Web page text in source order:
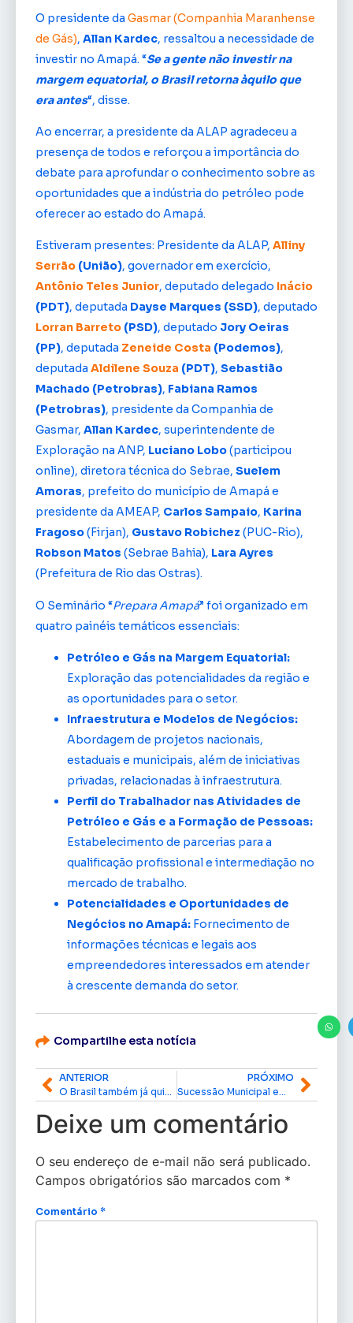
O presidente da Gasmar (Companhia Maranhense
de Gás), Allan Kardec, ressaltou a necessidade de
investir no Amapá. “Se a gente não investir na
margem equatorial, o Brasil retorna àquilo que
era antes“, disse.
Ao encerrar, a presidente da ALAP agradeceu a
presença de todos e reforçou a importância do
debate para aprofundar o conhecimento sobre as
oportunidades que a indústria do petróleo pode
oferecer ao estado do Amapá.
Estiveram presentes: Presidente da ALAP, Alliny
Serrão (União), governador em exercício,
Antônio Teles Junior, deputado delegado Inácio
(PDT), deputada Dayse Marques (SSD), deputado
Lorran Barreto (PSD), deputado Jory Oeiras
(PP), deputada Zeneide Costa (Podemos),
deputada Aldilene Souza (PDT), Sebastião
Machado (Petrobras), Fabiana Ramos
(Petrobras), presidente da Companhia de
Gasmar, Allan Kardec, superintendente de
Exploração na ANP, Luciano Lobo(participou
online), diretora técnica do Sebrae, Suelem
Amoras, prefeito do município de Amapá e
presidente da AMEAP, Carlos Sampaio, Karina
Fragoso(Firjan), Gustavo Robichez (PUC-Rio),
Robson Matos (Sebrae Bahia), Lara Ayres
(Prefeitura de Rio das Ostras).
O Seminário “Prepara Amapá” foi organizado em
quatro painéis temáticos essenciais:
Petróleo e Gás na Margem Equatorial:
Exploração das potencialidades da região e
as oportunidades para o setor.
Infraestrutura e Modelos de Negócios:
Abordagem de projetos nacionais,
estaduais e municipais, além de iniciativas
privadas, relacionadas à infraestrutura.
Perfil do Trabalhador nas Atividades de
Petróleo e Gás e a Formação de Pessoas:
Estabelecimento de parcerias para a
qualificação profissional e intermediação no
mercado de trabalho.
Potencialidades e Oportunidades de
Negócios no Amapá: Fornecimento de
informações técnicas e legais aos
empreendedores interessados em atender
à crescente demanda do setor.
Compartilhe esta notícia
ANTERIOR
O Brasil também já quis tomar uma das Guianas
PRÓXIMO
Sucessão Municipal em Santana
Deixe um comentário
O seu endereço de e-mail não será publicado.
Campos obrigatórios são marcados com *
Comentário *